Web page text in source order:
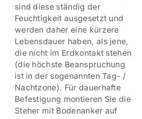
sind diese ständig der
Feuchtigkeit ausgesetzt und
werden daher eine kürzere
Lebensdauer haben, als jene,
die nicht im Erdkontakt stehen
(die höchste Beanspruchung
ist in der sogenannten Tag- /
Nachtzone). Für dauerhafte
Befestigung montieren Sie die
Steher mit Bodenanker auf